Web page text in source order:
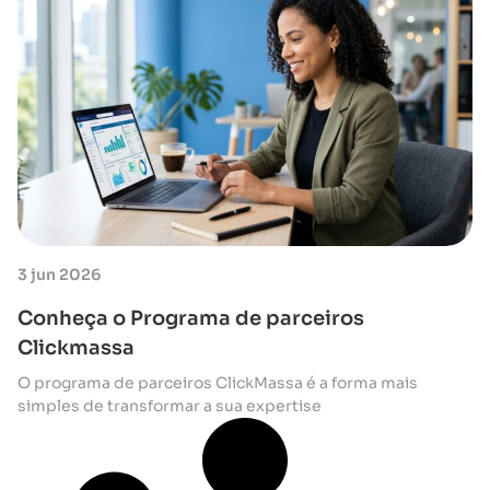
3 jun 2026
Conheça o Programa de parceiros
Clickmassa
O programa de parceiros ClickMassa é a forma mais
simples de transformar a sua expertise